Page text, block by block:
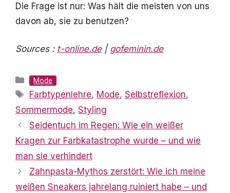
Die Frage ist nur: Was hält die meisten von uns
davon ab, sie zu benutzen?
Sources : t-online.de| gofeminin.de
Kategorien
Mode
Schlagwörter
Farbtypenlehre, Mode,Selbstreflexion,
Sommermode, Styling
Seidentuch im Regen: Wie ein weißer
Kragen zur Farbkatastrophe wurde – und wie
man sie verhindert
Zahnpasta-Mythos zerstört: Wie ich meine
weißen Sneakers jahrelang ruiniert habe – und